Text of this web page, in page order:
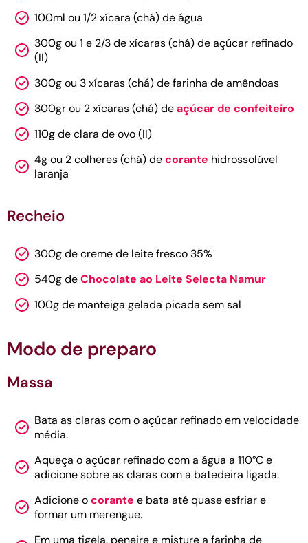
100ml ou 1/2 xícara (chá) de água
300g ou 1 e 2/3 de xícaras (chá) de açúcar refinado
(II)
300g ou 3 xícaras (chá) de farinha de amêndoas
300gr ou 2 xícaras (chá) deaçúcar de confeiteiro
110g de clara de ovo (II)
4g ou 2 colheres (chá) decorante hidrossolúvel
laranja
Recheio
300g de creme de leite fresco 35%
540g deChocolate ao Leite Selecta Namur
100g de manteiga gelada picada sem sal
Modo de preparo
Massa
Bata as claras com o açúcar refinado em velocidade
média.
Aqueça o açúcar refinado com a água a 110°C e
adicione sobre as claras com a batedeira ligada.
Adicione ocorante e bata até quase esfriar e
formar um merengue.
Em uma tigela, peneire e misture a farinha de